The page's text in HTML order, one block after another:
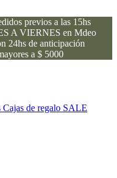
previos a las 15hs
A VIERNES en Mdeo
24hs de anticipación
a $ 5000
Cajas de regalo SALE